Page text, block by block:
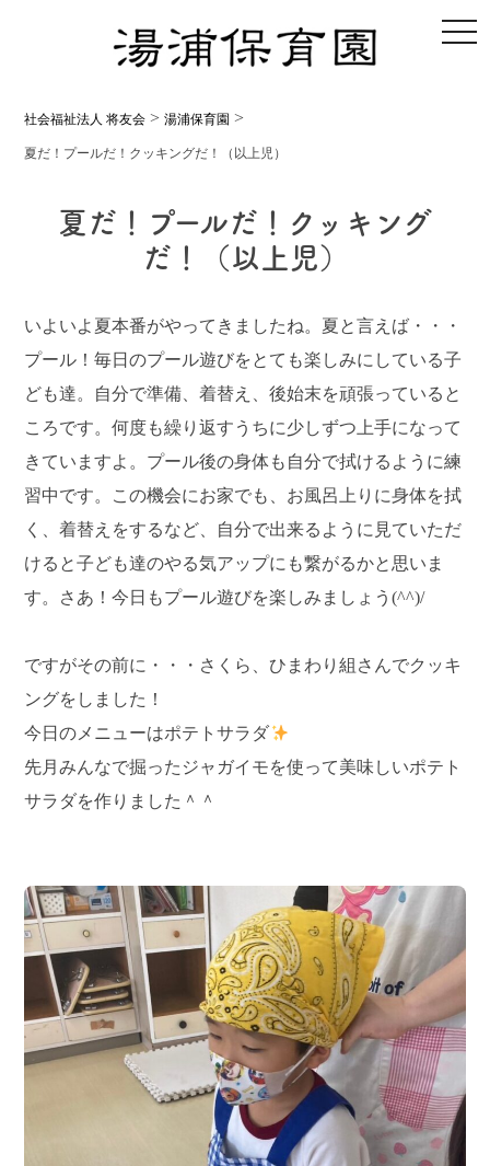
社会福祉法人 将友会 >湯浦保育園 >
夏だ！プールだ！クッキングだ！（以上児）
夏だ！プールだ！クッキング
だ！（以上児）
いよいよ夏本番がやってきましたね。夏と言えば・・・
プール！毎日のプール遊びをとても楽しみにしている子
ども達。自分で準備、着替え、後始末を頑張っていると
ころです。何度も繰り返すうちに少しずつ上手になって
きていますよ。プール後の身体も自分で拭けるように練
習中です。この機会にお家でも、お風呂上りに身体を拭
く、着替えをするなど、自分で出来るように見ていただ
けると子ども達のやる気アップにも繋がるかと思いま
す。さあ！今日もプール遊びを楽しみましょう(^^)/
ですがその前に・・・さくら、ひまわり組さんでクッキ
ングをしました！
今日のメニューはポテトサラダ
先月みんなで掘ったジャガイモを使って美味しいポテト
サラダを作りました＾＾